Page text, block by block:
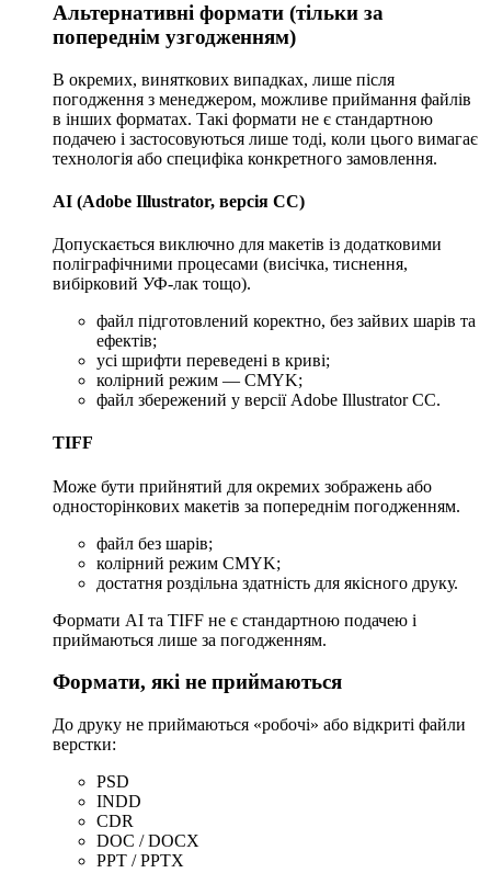
Альтернативні формати (тільки за
попереднім узгодженням)
В окремих, виняткових випадках, лише після
погодження з менеджером, можливе приймання файлів
в інших форматах. Такі формати не є стандартною
подачею і застосовуються лише тоді, коли цього вимагає
технологія або специфіка конкретного замовлення.
AI (Adobe Illustrator, версія CC)
Допускається виключно для макетів із додатковими
поліграфічними процесами (висічка, тиснення,
вибірковий УФ-лак тощо).
файл підготовлений коректно, без зайвих шарів та
ефектів;
усі шрифти переведені в криві;
колірний режим — CMYK;
файл збережений у версії Adobe Illustrator CC.
TIFF
Може бути прийнятий для окремих зображень або
односторінкових макетів за попереднім погодженням.
файл без шарів;
колірний режим CMYK;
достатня роздільна здатність для якісного друку.
Формати AI та TIFF не є стандартною подачею і
приймаються лише за погодженням.
Формати, які не приймаються
До друку не приймаються «робочі» або відкриті файли
верстки:
PSD
INDD
CDR
DOC / DOCX
PPT / PPTX